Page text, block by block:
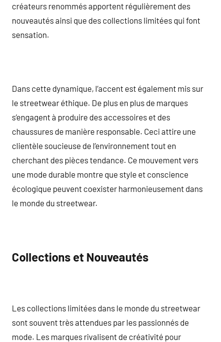
créateurs renommés apportent régulièrement des
nouveautés ainsi que des collections limitées qui font
sensation.
Dans cette dynamique, l’accent est également mis sur
le streetwear éthique. De plus en plus de marques
s’engagent à produire des accessoires et des
chaussures de manière responsable. Ceci attire une
clientèle soucieuse de l’environnement tout en
cherchant des pièces tendance. Ce mouvement vers
une mode durable montre que style et conscience
écologique peuvent coexister harmonieusement dans
le monde du streetwear.
Collections et Nouveautés
Les collections limitées dans le monde du streetwear
sont souvent très attendues par les passionnés de
mode. Les marques rivalisent de créativité pour